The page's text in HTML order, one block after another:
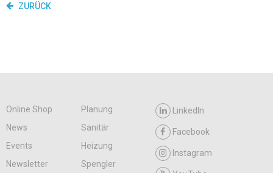
ZURÜCK
Online Shop
Planung
News
Sanitär
Events
Heizung
Newsletter
Spengler
LinkedIn
Facebook
Instagram